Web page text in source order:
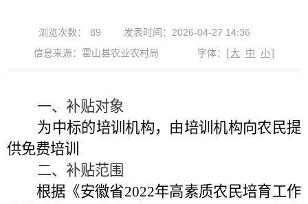
浏览次数： 89
发表时间：2026-04-27 14:36
信息来源：霍山县农业农村局
字体： [大 中 小]
一、补贴对象
为中标的培训机构，由培训机构向农民提
供免费培训
二、补贴范围
根据《安徽省2022年高素质农民培育工作